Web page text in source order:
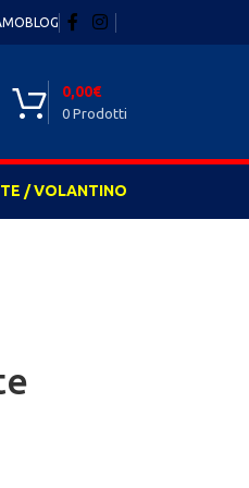
BLOG
0 Prodotti
0,00€
/ VOLANTINO